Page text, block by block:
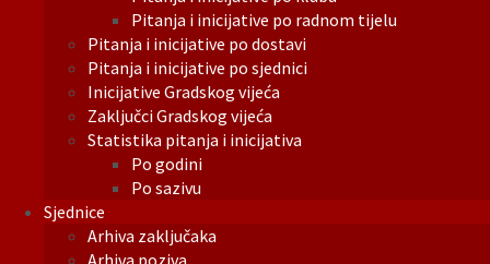
Pitanja i inicijative po radnom tijelu
Pitanja i inicijative po dostavi
Pitanja i inicijative po sjednici
Inicijative Gradskog vijeća
Zaključci Gradskog vijeća
Statistika pitanja i inicijativa
Po godini
Po sazivu
Sjednice
Arhiva zaključaka